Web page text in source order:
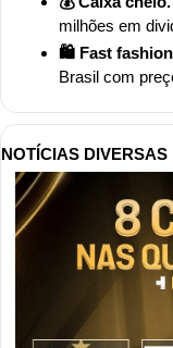
milhões em
🛍️ Fast
Brasil com
NOTÍCIAS DIVERSAS